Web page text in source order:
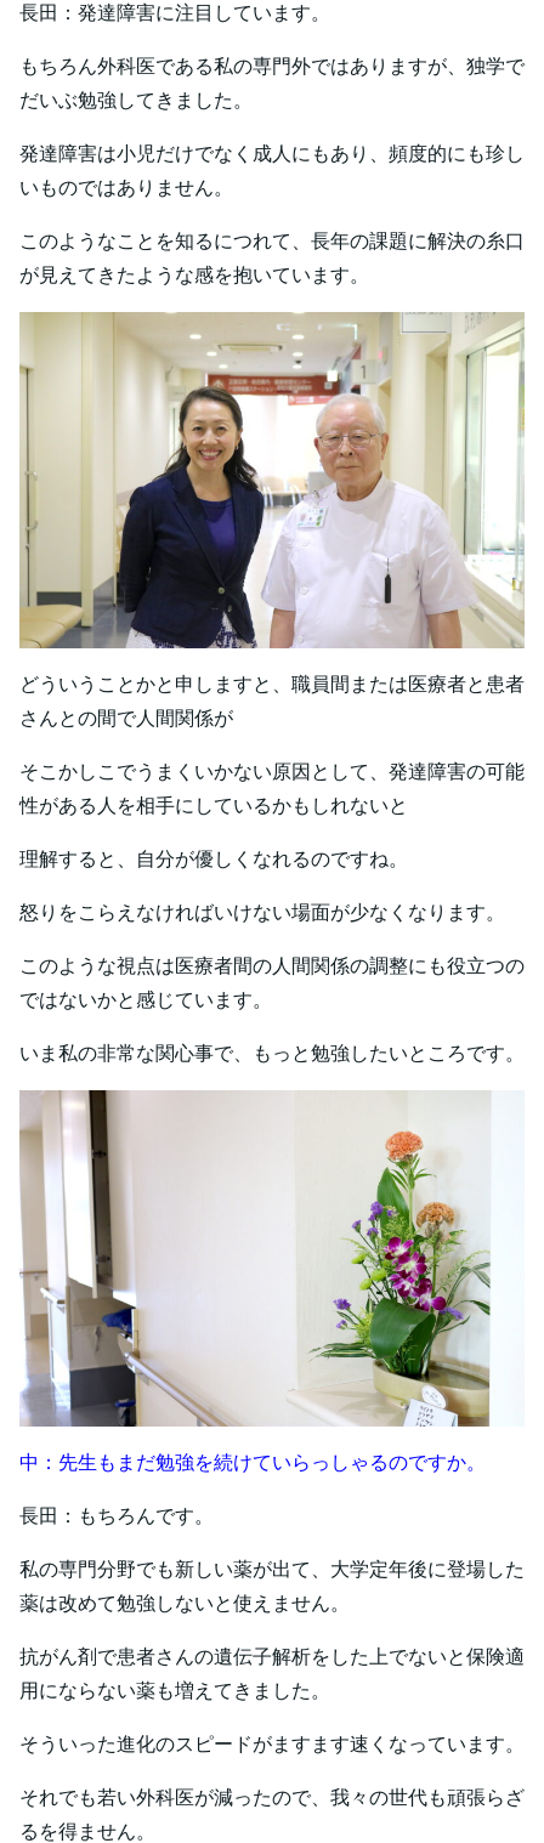
長田：発達障害に注目しています。
もちろん外科医である私の専門外ではありますが、独学で
だいぶ勉強してきました。
発達障害は小児だけでなく成人にもあり、頻度的にも珍し
いものではありません。
このようなことを知るにつれて、長年の課題に解決の糸口
が見えてきたような感を抱いています。
どういうことかと申しますと、職員間または医療者と患者
さんとの間で人間関係が
そこかしこでうまくいかない原因として、発達障害の可能
性がある人を相手にしているかもしれないと
理解すると、自分が優しくなれるのですね。
怒りをこらえなければいけない場面が少なくなります。
このような視点は医療者間の人間関係の調整にも役立つの
ではないかと感じています。
いま私の非常な関心事で、もっと勉強したいところです。
中：先生もまだ勉強を続けていらっしゃるのですか。
長田：もちろんです。
私の専門分野でも新しい薬が出て、大学定年後に登場した
薬は改めて勉強しないと使えません。
抗がん剤で患者さんの遺伝子解析をした上でないと保険適
用にならない薬も増えてきました。
そういった進化のスピードがますます速くなっています。
それでも若い外科医が減ったので、我々の世代も頑張らざ
るを得ません。